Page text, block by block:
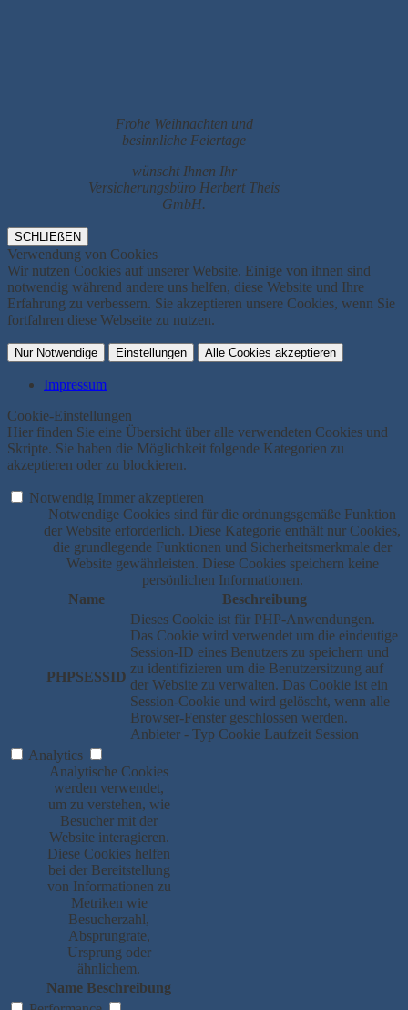
Frohe Weihnachten und
besinnliche Feiertage
wünscht Ihnen Ihr
Versicherungsbüro Herbert Theis
GmbH.
SCHLIEßEN
Verwendung von Cookies
Wir nutzen Cookies auf unserer Website. Einige von ihnen sind
notwendig während andere uns helfen, diese Website und Ihre
Erfahrung zu verbessern. Sie akzeptieren unsere Cookies, wenn Sie
fortfahren diese Webseite zu nutzen.
Nur Notwendige Einstellungen Alle Cookies akzeptieren
Impressum
Cookie-Einstellungen
Hier finden Sie eine Übersicht über alle verwendeten Cookies und
Skripte. Sie haben die Möglichkeit folgende Kategorien zu
akzeptieren oder zu blockieren.
Notwendig Immer akzeptieren
Notwendige Cookies sind für die ordnungsgemäße Funktion
der Website erforderlich. Diese Kategorie enthält nur Cookies,
die grundlegende Funktionen und Sicherheitsmerkmale der
Website gewährleisten. Diese Cookies speichern keine
persönlichen Informationen.
Name
Beschreibung
PHPSESSID
Dieses Cookie ist für PHP-Anwendungen.
Das Cookie wird verwendet um die eindeutige
Session-ID eines Benutzers zu speichern und
zu identifizieren um die Benutzersitzung auf
der Website zu verwalten. Das Cookie ist ein
Session-Cookie und wird gelöscht, wenn alle
Browser-Fenster geschlossen werden.
Anbieter - Typ Cookie Laufzeit Session
Analytics
Analytische Cookies
werden verwendet,
um zu verstehen, wie
Besucher mit der
Website interagieren.
Diese Cookies helfen
bei der Bereitstellung
von Informationen zu
Metriken wie
Besucherzahl,
Absprungrate,
Ursprung oder
ähnlichem.
Name Beschreibung